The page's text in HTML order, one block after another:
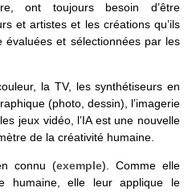
ont toujours besoin d’être
et artistes et les créations qu’ils
et sélectionnées par les
la TV, les synthétiseurs en
(photo, dessin), l’imagerie
jeux vidéo, l’IA est une nouvelle
de la créativité humaine.
connu (exemple). Comme elle
humaine, elle leur applique le